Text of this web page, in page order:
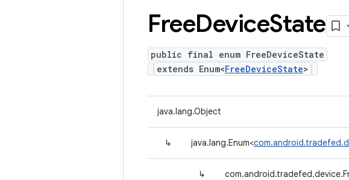
FreeDeviceState
public final enum FreeDeviceState
extends Enum<FreeDeviceState>
java.lang.Object
↳ java.lang.Enum<
↳